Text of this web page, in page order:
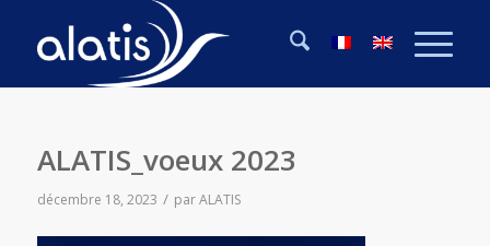
ALATIS_voeux 2023
décembre 18, 2023 / parALATIS